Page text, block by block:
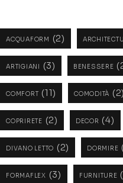
ACQUAFORM (2)
ARTIGIANI (3) BENESSERE
COMFORT (11) COMODITÀ (2)
COPRIRETE (2) DECOR (4)
DIVANO LETTO (2) DORMIRE
FORMAFLEX (3) FURNITURE